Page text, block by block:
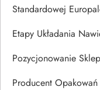
Standardowej
Etapy Układania
Pozycjonowanie
Producent